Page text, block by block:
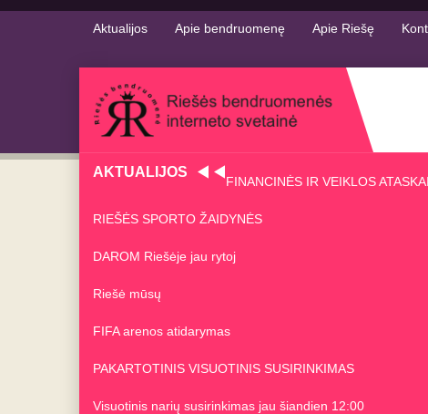
Aktualijos Apie bendruomenę Apie Riešę
AKTUALIJOS
FINANCINĖS IR VEIKLOS
RIEŠĖS SPORTO ŽAIDYNĖS
DAROM Riešėje jau rytoj
Riešė mūsų
FIFA arenos atidarymas
PAKARTOTINIS VISUOTINIS SUSIRINKIMAS
Visuotinis narių susirinkimas jau šiandien 12:00